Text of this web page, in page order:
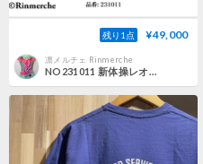
残り1点 ¥49,000
凛メルチェ Rinmerche
NO231011 新体操レオタード サイズ：M 黒（ブラック）